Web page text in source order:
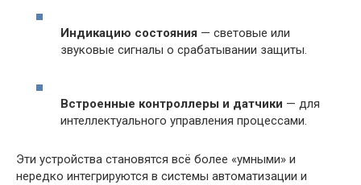
Индикацию состояния — световые или
звуковые сигналы о срабатывании защиты.
Встроенные контроллеры и датчики — для
интеллектуального управления процессами.
Эти устройства становятся всё более «умными» и
нередко интегрируются в системы автоматизации и